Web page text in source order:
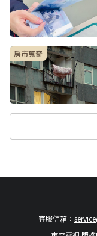
房市蒐奇
客服信箱：